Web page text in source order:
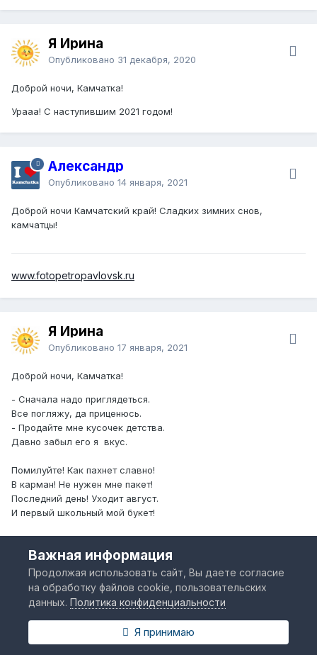
Я Ирина
Опубликовано 31 декабря, 2020
Доброй ночи, Камчатка!
Урааа! С наступившим 2021 годом!
Александр
Опубликовано 14 января, 2021
Доброй ночи Камчатский край! Сладких зимних снов,
камчатцы!
www.fotopetropavlovsk.ru
Я Ирина
Опубликовано 17 января, 2021
Доброй ночи, Камчатка!
- Сначала надо приглядеться.
Все погляжу, да приценюсь.
- Продайте мне кусочек детства.
Давно забыл его я вкус.
Помилуйте! Как пахнет славно!
В карман! Не нужен мне пакет!
Последний день! Уходит август.
И первый школьный мой букет!
Зарделась школьница слегка.
Наташка! Будь она неладна!
Да на высоких каблучках!
Кому и что пишу в тетрадке?
Ларисе! Первые стихи.
Дневник! А там довольно кратко:
Важная информация
Продолжая использовать сайт, Вы даете согласие
на обработку файлов cookie, пользовательских
данных.Политика конфиденциальности
Я принимаю